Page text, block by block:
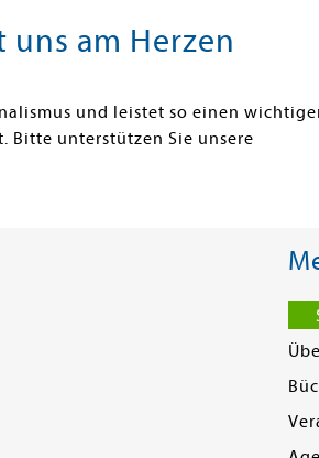
am Herzen
und leistet so einen
unterstützen Sie unsere